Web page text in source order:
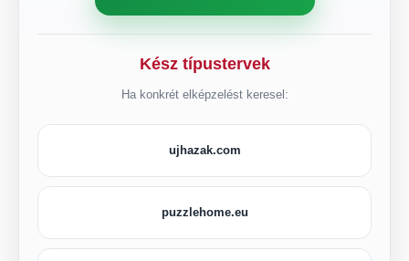
Kész típustervek
Ha konkrét elképzelést keresel:
ujhazak.com
puzzlehome.eu